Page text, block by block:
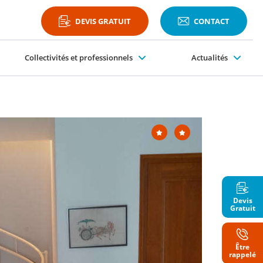
DEVIS GRATUIT CONTACT
Collectivités et professionnels Actualités
Devis
Gratuit
Être
rappelé
Nom